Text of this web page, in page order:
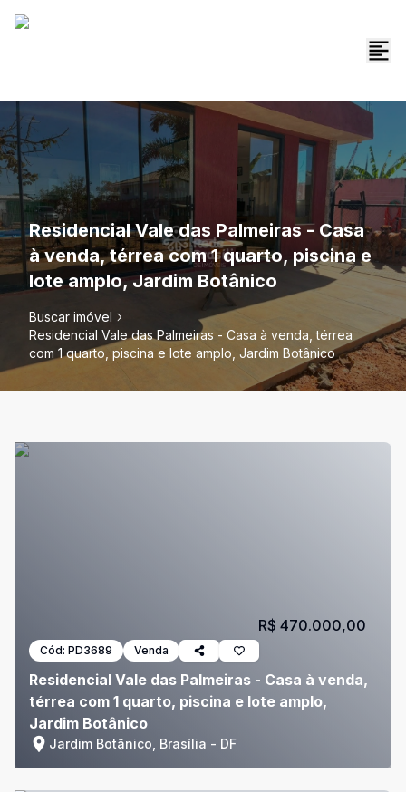
Residencial Vale das Palmeiras - Casa
à venda, térrea com 1 quarto, piscina e
lote amplo, Jardim Botânico
Buscar imóvel
Residencial Vale das Palmeiras - Casa à venda, térrea
com 1 quarto, piscina e lote amplo, Jardim Botânico
Cód: PD3689 Venda
Residencial Vale das Palmeiras - Casa à venda,
térrea com 1 quarto, piscina e lote amplo,
Jardim Botânico
Jardim Botânico, Brasília - DF
R$ 470.000,00